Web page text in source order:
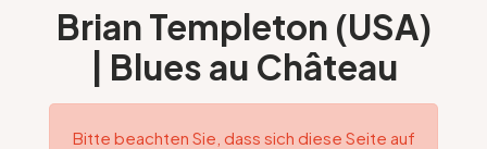
Meinen Aufenthalt vorbereiten
Unsere Vorschläge
Brian Templeton (USA)
| Blues au Château
Bitte beachten Sie, dass sich diese Seite auf